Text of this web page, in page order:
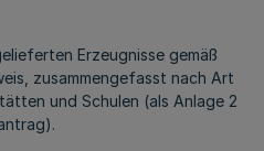
Erzeugnisse gemäß
zusammengefasst nach Art
und Schulen (als Anlage 2